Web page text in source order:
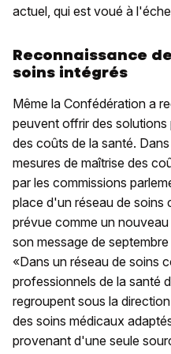
actuel, qui est voué à
Reconnaissance
soins intégrés
Même la Confédération a
peuvent offrir des
des coûts de la santé.
mesures de maîtrise des
par les commissions
place d'un réseau de
prévue comme un
son message de
«Dans un réseau de soins
professionnels de la santé
regroupent sous la
des soins médicaux
provenant d'une seule